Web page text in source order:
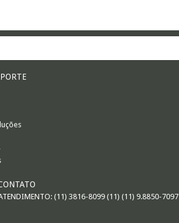
(11) 3816-8099 (11) (11) 9.8850-7097